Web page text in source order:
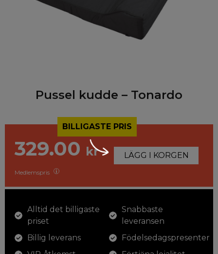
Pussel kudde – Tonardo
BILLIGASTE PRIS
329.00 kr
Medlemspris
LÄGG I KORGEN
Alltid det billigaste
priset
Billig leverans
Snabbaste
leveransen
Födelsedagspresenter